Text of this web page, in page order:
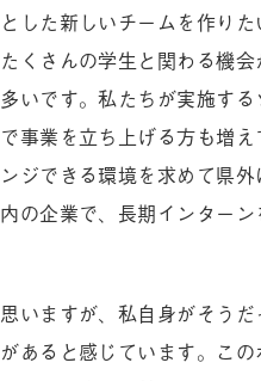
した新しいチームを作り
くさんの学生と関わる機
いです。私たちが実施す
事業を立ち上げる方も増
ジできる環境を求めて県外
の企業で、長期インターン
いますが、私自身がそう
あると感じています。この